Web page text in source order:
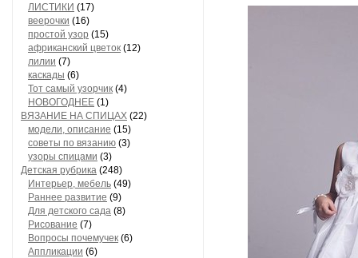
ЛИСТИКИ (17)
веерочки (16)
простой узор (15)
африканский цветок (12)
лилии (7)
каскады (6)
Тот самый узорчик (4)
НОВОГОДНЕЕ (1)
ВЯЗАНИЕ НА СПИЦАХ (22)
модели, описание (15)
советы по вязанию (3)
узоры спицами (3)
Детская рубрика (248)
Интерьер, мебель (49)
Раннее развитие (9)
Для детского сада (8)
Рисование (7)
Вопросы почемучек (6)
Аппликации (6)